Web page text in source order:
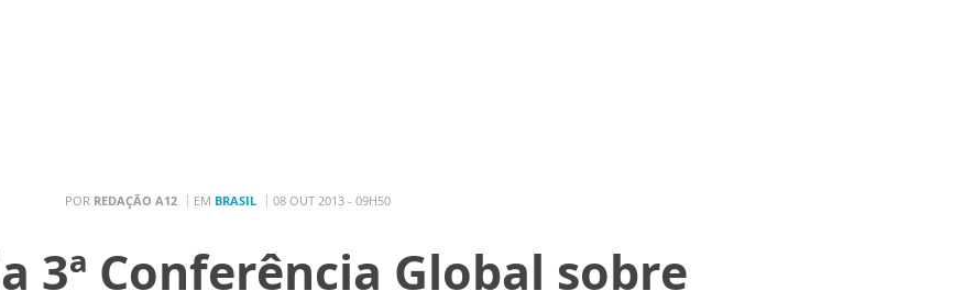
POR REDAÇÃO A12 EM BRASIL 08 OUT 2013 - 09H50
3ª Conferência Global sobre